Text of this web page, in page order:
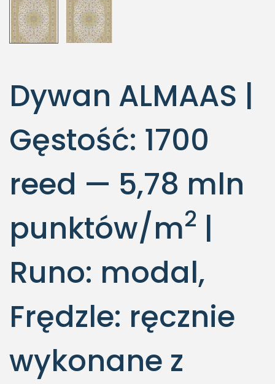
Dywan ALMAAS |
Gęstość: 1700
reed — 5,78 mln
punktów/m2 |
Runo: modal,
Frędzle: ręcznie
wykonane z